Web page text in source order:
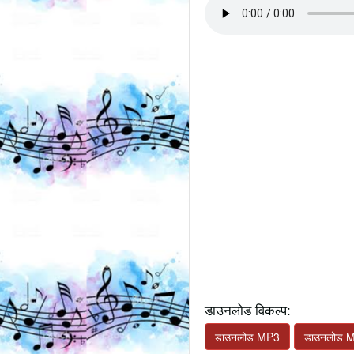
डाउनलोड विकल्प:
डाउनलोड MP3 डाउनलोड